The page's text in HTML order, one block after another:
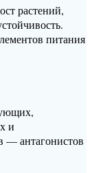
растений,
питания
и
— антагонистов